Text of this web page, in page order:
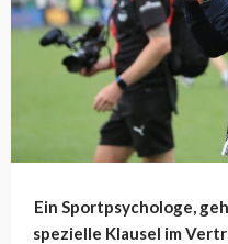
Ein Sportpsychologe,
spezielle Klausel im